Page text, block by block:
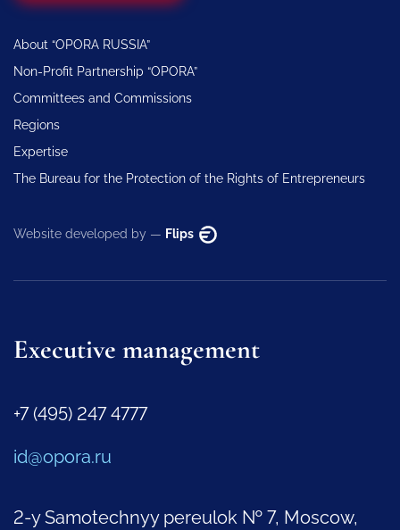
About “OPORA RUSSIA”
Non-Profit Partnership “OPORA”
Committees and Commissions
Regions
Expertise
The Bureau for the Protection of the Rights of Entrepreneurs
Website developed by — Flips
Executive management
+7 (495) 247 4777
id@opora.ru
2-y Samotechnyy pereulok № 7, Moscow,